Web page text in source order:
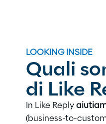
LOOKING INSIDE
Quali
di Like
In Like Reply
(business-to-